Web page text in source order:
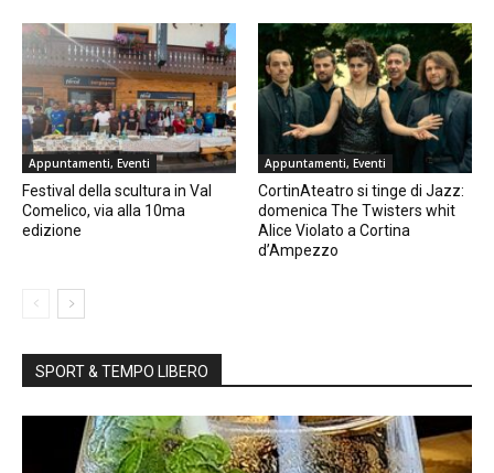
Appuntamenti, Eventi
Festival della scultura in Val
Comelico, via alla 10ma
edizione
Appuntamenti, Eventi
CortinAteatro si tinge di Jazz:
domenica The Twisters whit
Alice Violato a Cortina
d’Ampezzo
SPORT & TEMPO LIBERO